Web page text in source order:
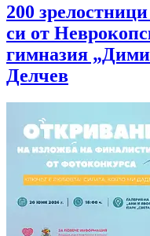
200
си от
гимназия
Делчев